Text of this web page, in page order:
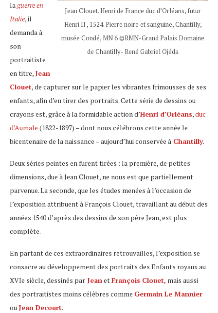
Jean Clouet. Henri de France duc d’Orléans, futur
Henri II , 1524. Pierre noire et sanguine, Chantilly,
musée Condé, MN 6 ©RMN-Grand Palais Domaine
de Chantilly- René Gabriel Ojéda
laguerre en
Italie, il
demanda à
son
portraitiste
en titre, Jean
Clouet, de capturer sur le papier les vibrantes frimousses de ses
enfants, afin d’en tirer des portraits. Cette série de dessins ou
crayons est, grâce à la formidable action d’Henri d’Orléans,duc
d’Aumale (1822-1897) – dont nous célébrons cette année le
bicentenaire de la naissance – aujourd’hui conservée à Chantilly.
Deux séries peintes en furent tirées : la première, de petites
dimensions, due à Jean Clouet, ne nous est que partiellement
parvenue. La seconde, que les études menées à l’occasion de
l’exposition attribuent à François Clouet, travaillant au début des
années 1540 d’après des dessins de son père Jean, est plus
complète.
En partant de ces extraordinaires retrouvailles, l’exposition se
consacre au développement des portraits des Enfants royaux au
XVIe siècle, dessinés par JeanetFrançois Clouet, mais aussi
des portraitistes moins célèbres comme Germain Le Mannier
ou Jean Decourt.